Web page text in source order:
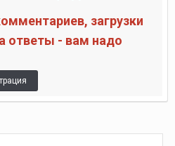
загрузки
ответы - вам надо